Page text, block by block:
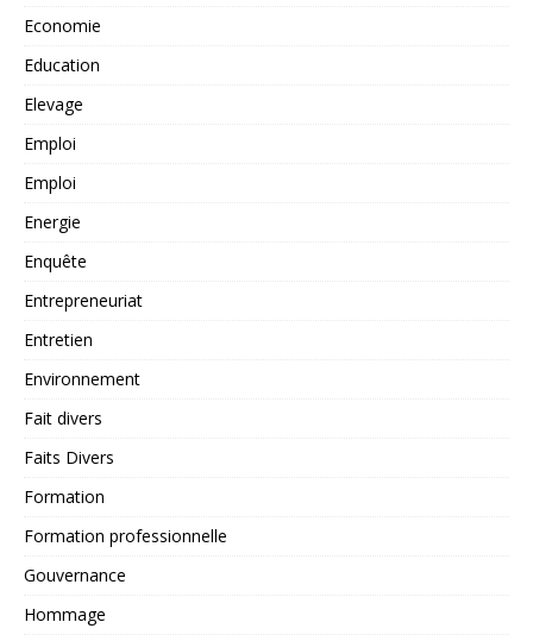
Economie
Education
Elevage
Emploi
Emploi
Energie
Enquête
Entrepreneuriat
Entretien
Environnement
Fait divers
Faits Divers
Formation
Formation professionnelle
Gouvernance
Hommage